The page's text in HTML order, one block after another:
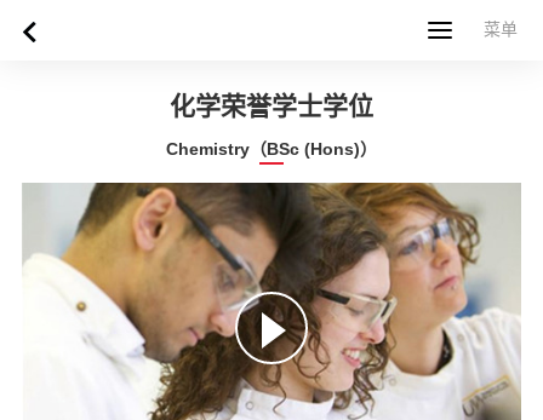
菜单
菜单
化学荣誉学士学位
Chemistry（BSc (Hons)）